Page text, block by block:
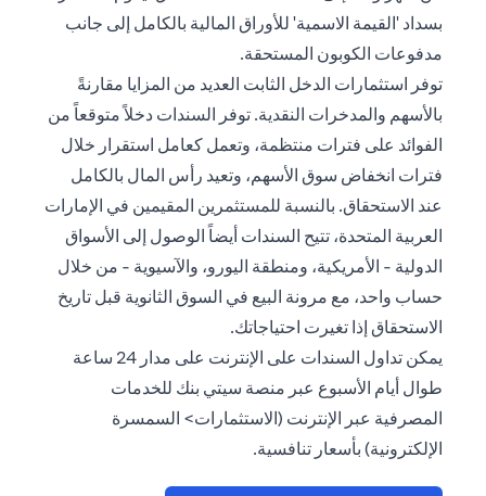
بسداد 'القيمة الاسمية' للأوراق المالية بالكامل إلى جانب
مدفوعات الكوبون المستحقة.
توفر استثمارات الدخل الثابت العديد من المزايا مقارنةً
بالأسهم والمدخرات النقدية. توفر السندات دخلاً متوقعاً من
الفوائد على فترات منتظمة، وتعمل كعامل استقرار خلال
فترات انخفاض سوق الأسهم، وتعيد رأس المال بالكامل
عند الاستحقاق. بالنسبة للمستثمرين المقيمين في الإمارات
العربية المتحدة، تتيح السندات أيضاً الوصول إلى الأسواق
الدولية - الأمريكية، ومنطقة اليورو، والآسيوية - من خلال
حساب واحد، مع مرونة البيع في السوق الثانوية قبل تاريخ
الاستحقاق إذا تغيرت احتياجاتك.
يمكن تداول السندات على الإنترنت على مدار 24 ساعة
طوال أيام الأسبوع عبر منصة سيتي بنك للخدمات
المصرفية عبر الإنترنت (الاستثمارات> السمسرة
الإلكترونية) بأسعار تنافسية.